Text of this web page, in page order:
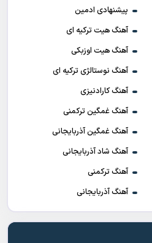
پیشنهادی ادمین
آهنگ هیت ترکیه ای
آهنگ هیت اوزبکی
آهنگ نوستالژی ترکیه ای
آهنگ کارادنیزی
آهنگ غمگین ترکمنی
آهنگ غمگین آذربایجانی
آهنگ شاد آذربایجانی
آهنگ ترکمنی
آهنگ آذربایجانی